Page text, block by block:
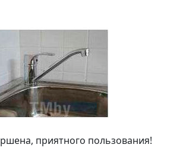
приятного пользования!